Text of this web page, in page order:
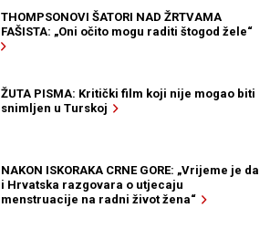
THOMPSONOVI ŠATORI NAD ŽRTVAMA
FAŠISTA: „Oni očito mogu raditi štogod žele“
ŽUTA PISMA: Kritički film koji nije mogao biti
snimljen u Turskoj
NAKON ISKORAKA CRNE GORE: „Vrijeme je da
i Hrvatska razgovara o utjecaju
menstruacije na radni život žena“